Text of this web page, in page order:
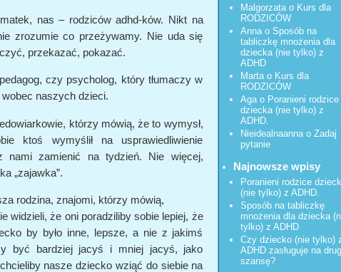
nas – rodziców adhd-ków. Nikt na
zrozumie co przeżywamy. Nie uda się
przekazać, pokazać.
czy psycholog, który tłumaczy w
naszych dzieci.
którzy mówią, że to wymysł,
ktoś wymyślił na usprawiedliwienie
nami zamienić na tydzień. Nie więcej,
„zajawka”.
rodzina, znajomi, którzy mówią,
widzieli, że oni poradziliby sobie lepiej, że
by było inne, lepsze, a nie z jakimś
być bardziej jacyś i mniej jacyś, jako
nasze dziecko wziąć do siebie na
Malgorzatao Kurs dla
RODZICÓW
Anna o Sposób na
tabliczkę mnożenia dla
dziecka (nie tylko) z
ADHD
Marta o Kurs dla
RODZICÓW
Aga o Poranieni rodzice
dziecka (nie tylko) z
ADHD.
Nieidealnaannao Zadaj
pytanie
Najnowsze wpisy
Poranieni rodzice
(nie tylko) z ADHD.
Sposób na tabliczkę
mnożenia dla dziecka
tylko) z ADHD
Czy dziecko (nie tylko)
ADHD zasługuje na
szansę?